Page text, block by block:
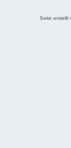
Seite erstellt